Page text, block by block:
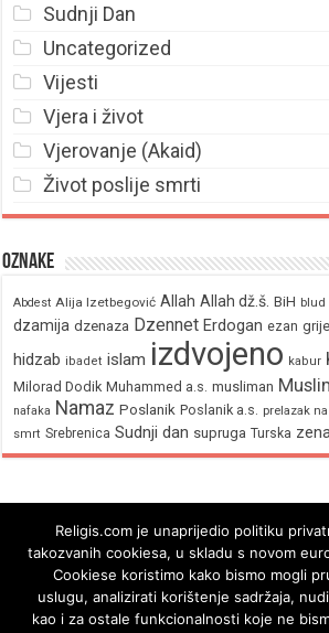
Sudnji Dan
Uncategorized
Vijesti
Vjera i život
Vjerovanje (Akaid)
Život poslije smrti
Oznake
Abdest Alija Izetbegović Allah Allah dž.š. BiH blud
dzamija dzenaza Dzennet Erdogan ezan
hidzab ibadet islam izdvojeno kabur
Milorad Dodik Muhammed a.s. musliman
nafaka Namaz Poslanik Poslanik a.s. prelazak
smrt Srebrenica Sudnji dan supruga Turska
Religis.com je unaprijedio politiku
takozvanih cookiesa, u skladu s novom
Cookiese koristimo kako bismo mogli
uslugu, analizirati korištenje sadržaja,
kao i za ostale funkcionalnosti koje ne